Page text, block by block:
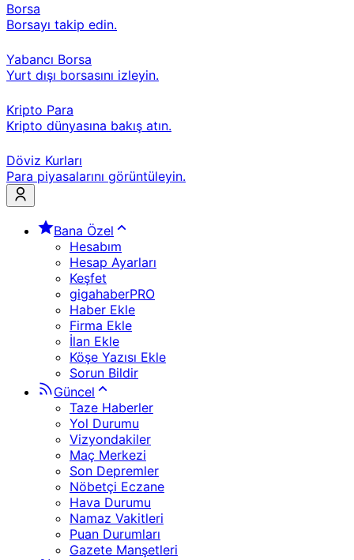
Borsa
Borsayı takip edin.
Yabancı Borsa
Yurt dışı borsasını izleyin.
Kripto Para
Kripto dünyasına bakış atın.
Döviz Kurları
Para piyasalarını görüntüleyin.
Bana Özel
Hesabım
Hesap Ayarları
Keşfet
gigahaberPRO
Haber Ekle
Firma Ekle
İlan Ekle
Köşe Yazısı Ekle
Sorun Bildir
Güncel
Taze Haberler
Yol Durumu
Vizyondakiler
Maç Merkezi
Son Depremler
Nöbetçi Eczane
Hava Durumu
Namaz Vakitleri
Puan Durumları
Gazete Manşetleri